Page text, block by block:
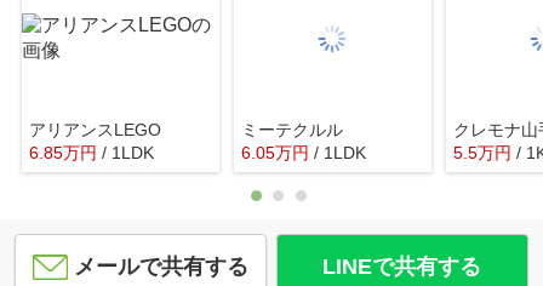
アリアンスLEGO
6.85万円 / 1LDK
ミーテクルル
6.05万円 / 1LDK
クレモナ山
5.5万円 /
メールで共有する LINEで共有する